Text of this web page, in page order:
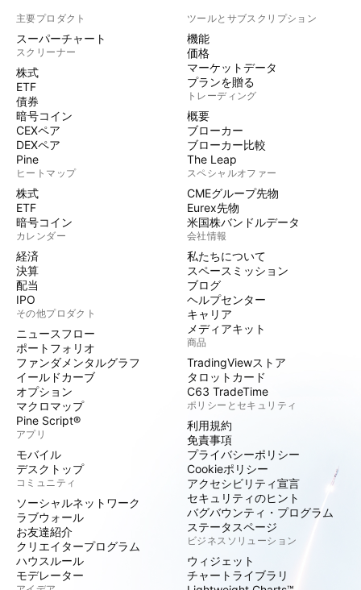
主要プロダクト
スーパーチャート
スクリーナー
株式
ETF
債券
暗号コイン
CEXペア
DEXペア
Pine
ヒートマップ
株式
ETF
暗号コイン
カレンダー
経済
決算
配当
IPO
その他プロダクト
ニュースフロー
ポートフォリオ
ファンダメンタルグラフ
イールドカーブ
オプション
マクロマップ
Pine Script®
アプリ
モバイル
デスクトップ
コミュニティ
ソーシャルネットワーク
ラブウォール
お友達紹介
クリエイタープログラム
ハウスルール
モデレーター
ツールとサブスクリプション
機能
価格
マーケットデータ
プランを贈る
トレーディング
概要
ブローカー
ブローカー比較
The Leap
スペシャルオファー
CMEグループ先物
Eurex先物
米国株バンドルデータ
会社情報
私たちについて
スペースミッション
ブログ
ヘルプセンター
キャリア
メディアキット
商品
TradingViewストア
タロットカード
C63 TradeTime
ポリシーとセキュリティ
利用規約
免責事項
プライバシーポリシー
Cookieポリシー
アクセシビリティ宣言
セキュリティのヒント
バグバウンティ・プログラム
ステータスページ
ビジネスソリューション
ウィジェット
チャートライブラリ